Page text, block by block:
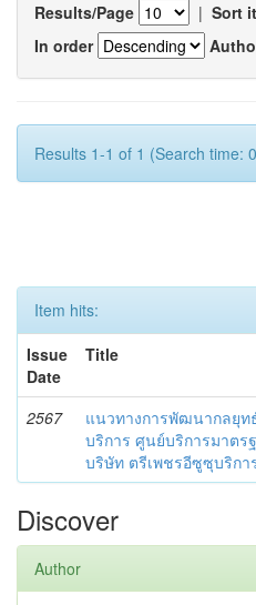
Results/Page | Sort
In order
Results 1-1 of 1 (Search time:
Item hits:
Issue
Date
Title
2567
แนวทางการพัฒนากลยุท
บริการ ศูนย์บริการมาตร
บริษัท ตรีเพชรอีซูซุบริกา
Discover
Author